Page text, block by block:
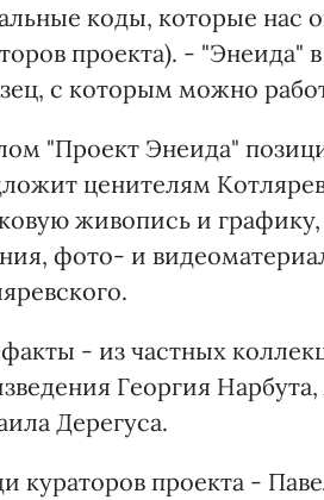
коды, которые нас
проекта). - "Энеида"
с которым можно
"Проект Энеида"
ценителям
живопись и
фото- и
- из частных
Георгия
Дерегуса.
кураторов проекта -